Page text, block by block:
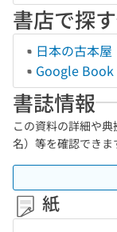
書店で探す
日本の古本屋
Google Book
書誌情報
この資料の詳細や
名）等を確認できま
紙